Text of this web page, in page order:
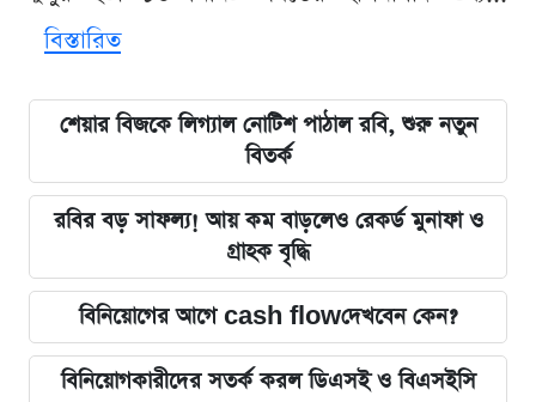
বিস্তারিত
শেয়ার বিজকে লিগ্যাল নোটিশ পাঠাল রবি, শুরু নতুন
বিতর্ক
রবির বড় সাফল্য! আয় কম বাড়লেও রেকর্ড মুনাফা ও
গ্রাহক বৃদ্ধি
বিনিয়োগের আগে cash flowদেখবেন কেন?
বিনিয়োগকারীদের সতর্ক করল ডিএসই ও বিএসইসি